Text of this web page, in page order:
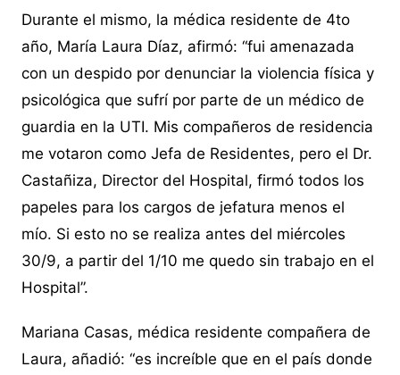
Durante el mismo, la médica residente de 4to
año, María Laura Díaz, afirmó: “fui amenazada
con un despido por denunciar la violencia física y
psicológica que sufrí por parte de un médico de
guardia en la UTI. Mis compañeros de residencia
me votaron como Jefa de Residentes, pero el Dr.
Castañiza, Director del Hospital, firmó todos los
papeles para los cargos de jefatura menos el
mío. Si esto no se realiza antes del miércoles
30/9, a partir del 1/10 me quedo sin trabajo en el
Hospital”.
Mariana Casas, médica residente compañera de
Laura, añadió: “es increíble que en el país donde